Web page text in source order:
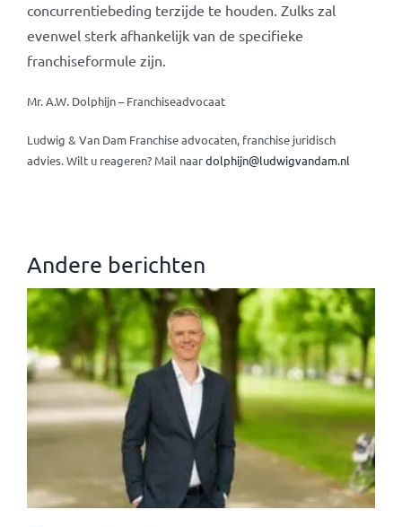
concurrentiebeding terzijde te houden. Zulks zal
evenwel sterk afhankelijk van de specifieke
franchiseformule zijn.
Mr. A.W. Dolphijn – Franchiseadvocaat
Ludwig & Van Dam Franchise advocaten, franchise juridisch
advies.Wilt u reageren? Mail naardolphijn@ludwigvandam.nl
Andere berichten